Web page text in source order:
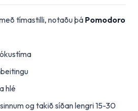
tímastilli, notaðu þá Pomodoro
hlé
og takið síðan lengri 15-30